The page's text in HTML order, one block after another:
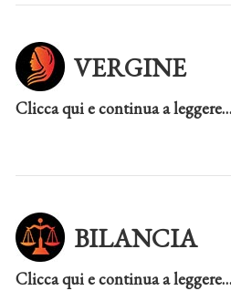
VERGINE
Clicca qui e continua a leggere…
BILANCIA
Clicca qui e continua a leggere…